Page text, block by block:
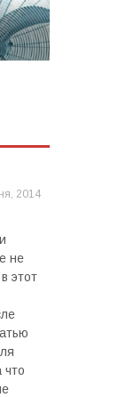
2014
не
этот
что